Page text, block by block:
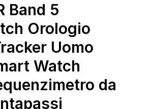
Band 5
Orologio
Uomo
Watch
da